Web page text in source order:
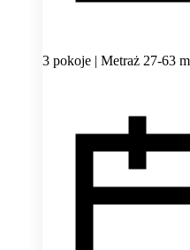
3 pokoje | Metraż 27-63